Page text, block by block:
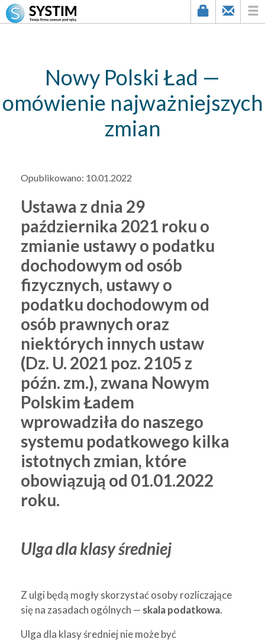
string(3) "156"
Nowy Polski Ład —
omówienie najważniejszych
zmian
Opublikowano: 10.01.2022
Ustawa z dnia 29
października 2021 roku o
zmianie ustawy o podatku
dochodowym od osób
fizycznych, ustawy o
podatku dochodowym od
osób prawnych oraz
niektórych innych ustaw
(Dz. U. 2021 poz. 2105 z
późn. zm.), zwana Nowym
Polskim Ładem
wprowadziła do naszego
systemu podatkowego kilka
istotnych zmian, które
obowiązują od 01.01.2022
roku.
Ulga dla klasy średniej
Z ulgi będą mogły skorzystać osoby rozliczające
się na zasadach ogólnych — skala podatkowa.
Ulga dla klasy średniej nie może być